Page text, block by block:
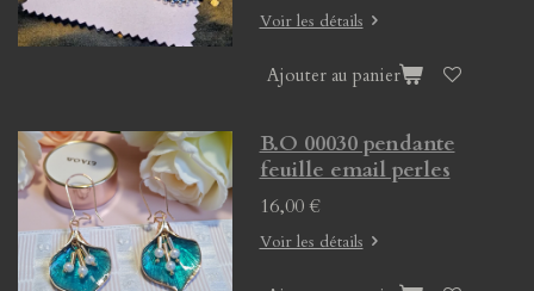
Voir les détails
Ajouter au panier
B.O 00030 pendante
feuille email perles
16,00 €
Voir les détails